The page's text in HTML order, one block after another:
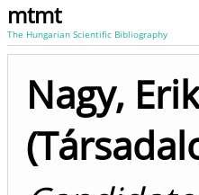
mtmt
The Hungarian Scientific Bibliography
Nagy,